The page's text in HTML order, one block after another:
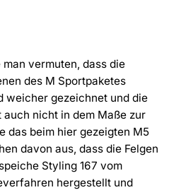
vermuten, dass die
des M Sportpaketes
weicher gezeichnet und die
nicht in dem Maße zur
das beim hier gezeigten M5
davon aus, dass die Felgen
Styling 167 vom
hergestellt und